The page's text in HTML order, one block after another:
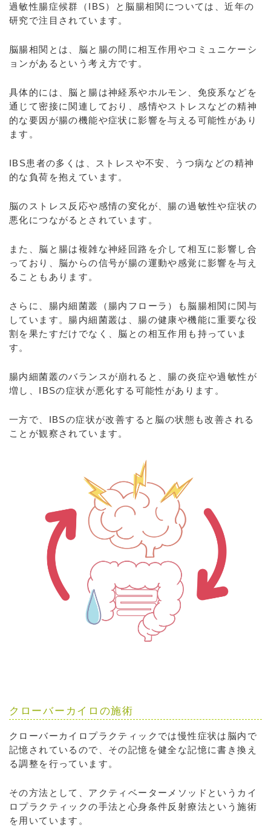
過敏性腸症候群（IBS）と脳腸相関については、近年の
研究で注目されています。
脳腸相関とは、脳と腸の間に相互作用やコミュニケーシ
ョンがあるという考え方です。
具体的には、脳と腸は神経系やホルモン、免疫系などを
通じて密接に関連しており、感情やストレスなどの精神
的な要因が腸の機能や症状に影響を与える可能性があり
ます。
IBS患者の多くは、ストレスや不安、うつ病などの精神
的な負荷を抱えています。
脳のストレス反応や感情の変化が、腸の過敏性や症状の
悪化につながるとされています。
また、脳と腸は複雑な神経回路を介して相互に影響し合
っており、脳からの信号が腸の運動や感覚に影響を与え
ることもあります。
さらに、腸内細菌叢（腸内フローラ）も脳腸相関に関与
しています。腸内細菌叢は、腸の健康や機能に重要な役
割を果たすだけでなく、脳との相互作用も持っていま
す。
腸内細菌叢のバランスが崩れると、腸の炎症や過敏性が
増し、IBSの症状が悪化する可能性があります。
一方で、IBSの症状が改善すると脳の状態も改善される
ことが観察されています。
クローバーカイロの施術
クローバーカイロプラクティックでは慢性症状は脳内で
記憶されているので、その記憶を健全な記憶に書き換え
る調整を行っています。
その方法として、アクティベーターメソッドというカイ
ロプラクティックの手法と心身条件反射療法という施術
を用いています。